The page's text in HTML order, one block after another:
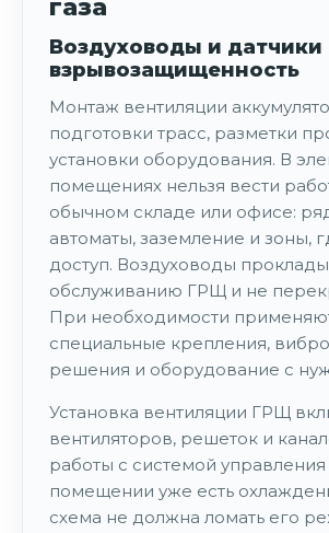
газа
Воздуховоды и датчики
взрывозащищенность
Монтаж вентиляции
подготовки трасс, разметки
установки оборудования. В
помещениях нельзя вести
обычном складе или офисе:
автоматы, заземление и зоны,
доступ. Воздуховоды
обслуживанию ГРЩ и не
При необходимости
специальные крепления,
решения и оборудование с
Установка вентиляции ГРЩ
вентиляторов, решеток и
работы с системой
помещении уже есть
схема не должна ломать его